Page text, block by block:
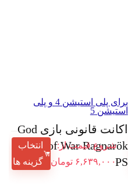
برای پلی استیشن 4 و پلی
استیشن 5
اکانت قانونی بازی God
of War Ragnarök برای
PS
شروع قیمت از:
۶,۶۳۹,۰۰۰ تومان
انتخاب
گزینه ها